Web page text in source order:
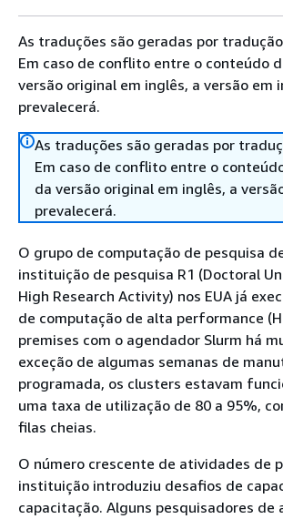
As traduções são geradas por
Em caso de conflito entre o conteúdo
versão original em inglês, a versão em
prevalecerá.
As traduções são geradas por
Em caso de conflito entre o
da versão original em inglês, a
prevalecerá.
O grupo de computação de pesquisa
instituição de pesquisa R1 (Doctoral
High Research Activity) nos EUA já
de computação de alta performance
premises com o agendador Slurm há
exceção de algumas semanas de
programada, os clusters estavam
uma taxa de utilização de 80 a 95%,
filas cheias.
O número crescente de atividades de
instituição introduziu desafios de
capacitação. Alguns pesquisadores de